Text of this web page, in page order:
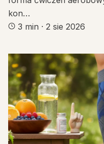
kon…
3 min · 2 sie 2026